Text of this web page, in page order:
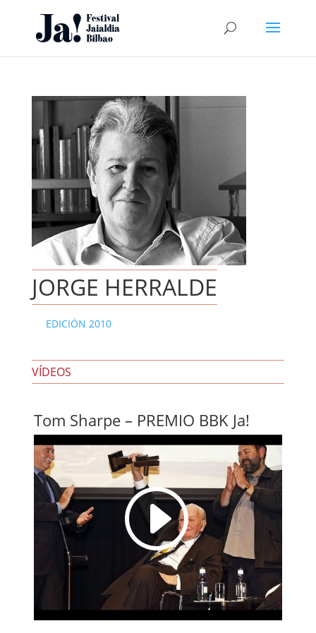
JORGE HERRALDE
EDICIÓN 2010
VÍDEOS
Tom Sharpe – PREMIO BBK Ja!
I